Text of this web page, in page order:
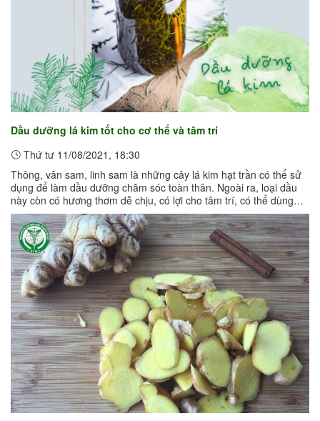
Dầu dưỡng lá kim tốt cho cơ thể và tâm trí
Thứ tư 11/08/2021, 18:30
Thông, vân sam, linh sam là những cây lá kim hạt trần có thể sử
dụng để làm dầu dưỡng chăm sóc toàn thân. Ngoài ra, loại dầu
này còn có hương thơm dễ chịu, có lợi cho tâm trí, có thể dùng
trong trị ...